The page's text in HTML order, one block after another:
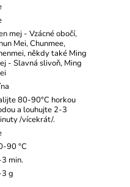
mej - Vzácné obočí,
Mei, Chunmee,
někdy také Ming
- Slavná slivoň, Ming
80-90°C horkou
a louhujte 2-3
/vícekrát/.
90 °C
min.
g